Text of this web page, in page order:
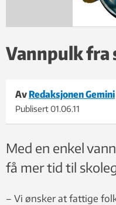
Vannpulk fra
Av Redaksjonen Gemini
Publisert01.06.11
Med en enkel
få mer tid til
– Vi ønsker at fattige